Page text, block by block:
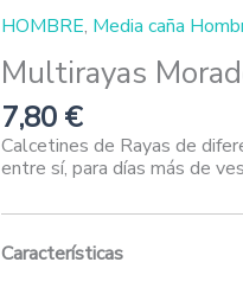
HOMBRE, Media caña
Multirayas
7,80 €
Calcetines de Rayas de
entre sí, para días más de
Características
cantidad